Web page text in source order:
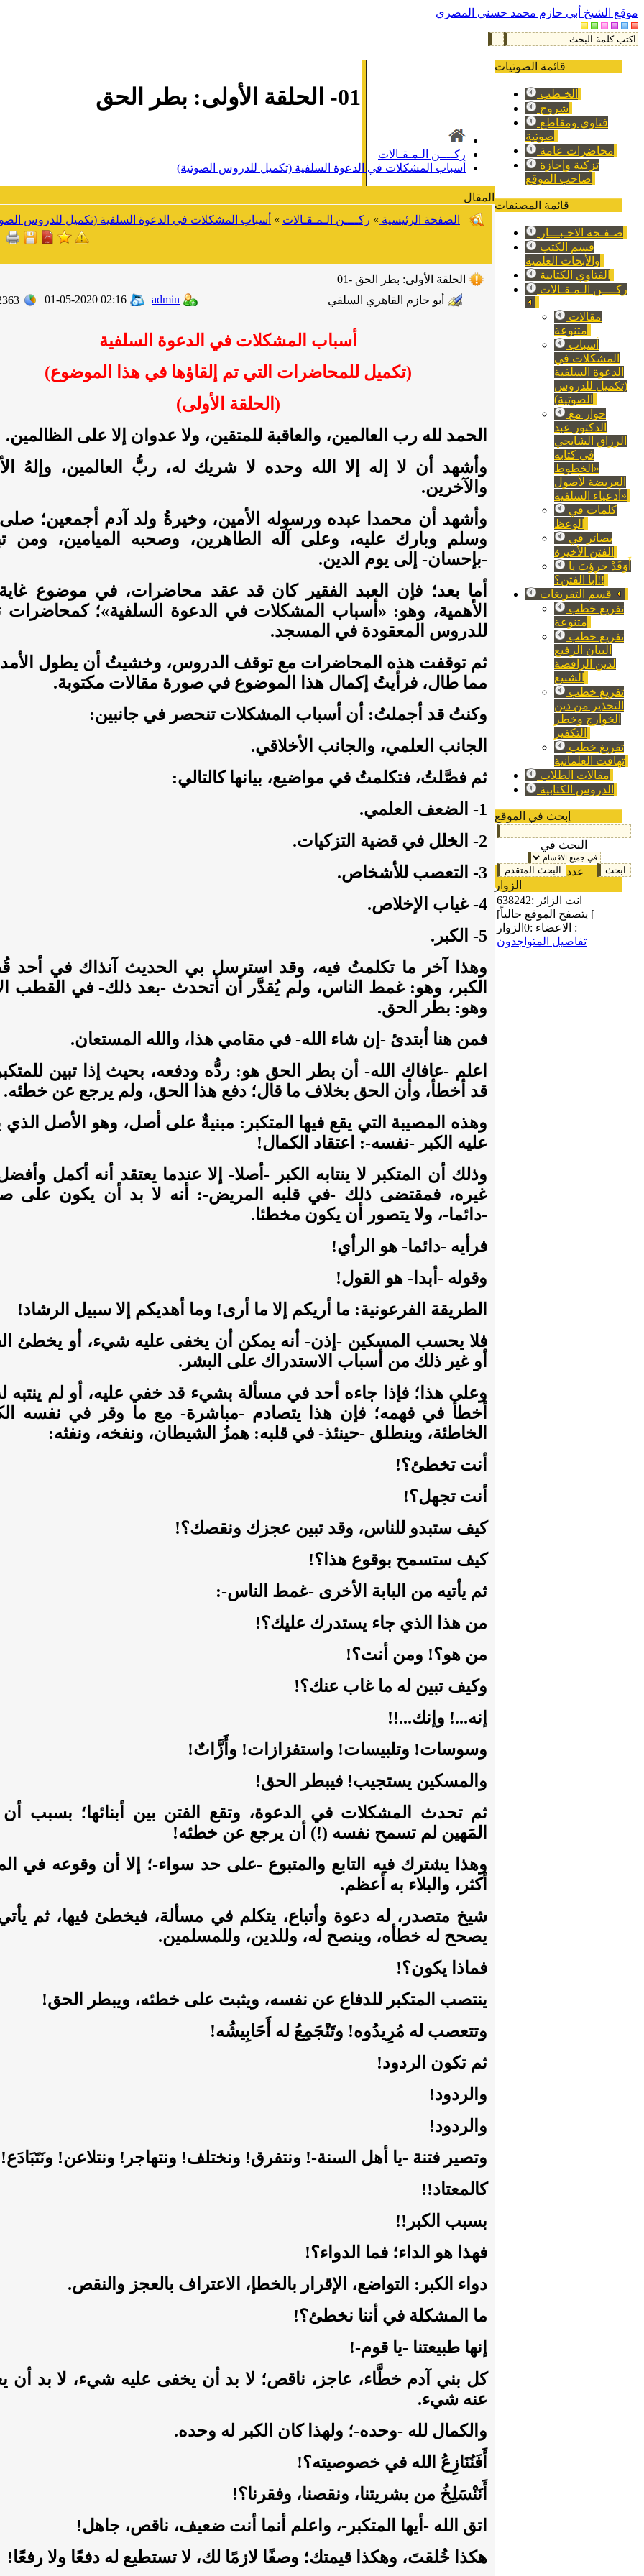
موقع الشيخ أبي حازم محمد حسني المصري
قائمة الصوتيات
الخـطب
شروح
صوتية
محاضرات عامة
صاحب الموقع
قائمة المصنفات
صـفـحة الاخـبـــار
والأبحاث العلمية
الفتاوي الكتابية
ركــــن الـمـقـالات
متنوعة
المشكلات في
الدعوة السلفية
(تكميل للدروس
الصوتية)
الدكتور عبد
الرزاق الشايجي
في كتابه
«الخطوط
العريضة لأصول
أدعياء السلفية»
الوعظ
الفتن الأخيرة
أبا الفتن؟!!
متنوعة
البيان الرفيع
لدين الرافضة
الشنيع
التحذير من دين
الخوارج وخطر
التكفير
تهافت العلمانية
مقالات الطلاب
الدروس الكتابية
إبحث في الموقع
البحث في
عدد
الزوار
انت الزائر :638242
[يتصفح الموقع حالياً [
الاعضاء :0
الزوار :
تفاصيل المتواجدون
01- الحلقة الأولى: بطر الحق
ركــــن الـمـقـالات
أسباب المشكلات في الدعوة السلفية (تكميل للدروس الصوتية)
المقال
الصفحة الرئيسية » ركــــن الـمـقـالات » أسباب المشكلات في الدعوة السلفية (تكميل للدروس
01- الحلقة الأولى: بطر الحق
01-05-2020 02:16 admin أبو حازم القاهري السلفي
أسباب المشكلات في الدعوة السلفية
(تكميل للمحاضرات التي تم إلقاؤها في هذا الموضوع)
(الحلقة الأولى)
الحمد لله رب العالمين، والعاقبة للمتقين، ولا عدوان إلا على الظالمين.
وأشهد أن لا إله إلا الله وحده لا شريك له، ربُّ العالمين، وإلهُ
والآخرين.
وأشهد أن محمدا عبده ورسوله الأمين، وخيرةُ ولد آدم أجمعين؛ صلى
وسلم وبارك عليه، وعلى آله الطاهرين، وصحبه الميامين، ومن
-بإحسان- إلى يوم الدين.
أما بعد؛ فإن العبد الفقير كان قد عقد محاضرات، في موضوع
الأهمية، وهو: «أسباب المشكلات في الدعوة السلفية»؛ كمحاضرات
للدروس المعقودة في المسجد.
ثم توقفت هذه المحاضرات مع توقف الدروس، وخشيتُ أن يطول الأمد
مما طال، فرأيتُ إكمال هذا الموضوع في صورة مقالات مكتوبة.
وكنتُ قد أجملتُ: أن أسباب المشكلات تنحصر في جانبين:
الجانب العلمي، والجانب الأخلاقي.
ثم فصَّلتُ، فتكلمتُ في مواضيع، بيانها كالتالي:
1- الضعف العلمي.
2- الخلل في قضية التزكيات.
3- التعصب للأشخاص.
4- غياب الإخلاص.
5- الكبر.
وهذا آخر ما تكلمتُ فيه، وقد استرسل بي الحديث آنذاك في أحد
الكبر، وهو: غمط الناس، ولم يُقدَّر أن أتحدث -بعد ذلك- في القطب
وهو: بطر الحق.
فمن هنا أبتدئ -إن شاء الله- في مقامي هذا، والله المستعان.
اعلم -عافاك الله- أن بطر الحق هو: ردُّه ودفعه، بحيث إذا تبين
قد أخطأ، وأن الحق بخلاف ما قال؛ دفع هذا الحق، ولم يرجع عن خطئه.
وهذه المصيبة التي يقع فيها المتكبر: مبنيةٌ على أصل، وهو الأصل الذي
عليه الكبر -نفسه-: اعتقاد الكمال!
وذلك أن المتكبر لا ينتابه الكبر -أصلا- إلا عندما يعتقد أنه أكمل
غيره، فمقتضى ذلك -في قلبه المريض-: أنه لا بد أن يكون على
-دائما-، ولا يتصور أن يكون مخطئا.
فرأيه -دائما- هو الرأي!
وقوله -أبدا- هو القول!
الطريقة الفرعونية: ما أريكم إلا ما أرى! وما أهديكم إلا سبيل الرشاد!
فلا يحسب المسكين -إذن- أنه يمكن أن يخفى عليه شيء، أو يخطئ
أو غير ذلك من أسباب الاستدراك على البشر.
وعلى هذا؛ فإذا جاءه أحد في مسألة بشيء قد خفي عليه، أو لم ينتبه
أخطأ في فهمه؛ فإن هذا يتصادم -مباشرة- مع ما وقر في نفسه
الخاطئة، وينطلق -حينئذ- في قلبه: همزُ الشيطان، ونفخه، ونفثه:
أنت تخطئ؟!
أنت تجهل؟!
كيف ستبدو للناس، وقد تبين عجزك ونقصك؟!
كيف ستسمح بوقوع هذا؟!
ثم يأتيه من البابة الأخرى -غمط الناس-:
من هذا الذي جاء يستدرك عليك؟!
من هو؟! ومن أنت؟!
وكيف تبين له ما غاب عنك؟!
إنه...! وإنك...!!
وسوسات! وتلبيسات! واستفزازات! وأَزَّاتٌ!
والمسكين يستجيب! فيبطر الحق!
ثم تحدث المشكلات في الدعوة، وتقع الفتن بين أبنائها؛ بسبب
المَهين لم تسمح نفسه (!) أن يرجع عن خطئه!
وهذا يشترك فيه التابع والمتبوع -على حد سواء-؛ إلا أن وقوعه في
أكثر، والبلاء به أعظم.
شيخ متصدر، له دعوة وأتباع، يتكلم في مسألة، فيخطئ فيها، ثم
يصحح له خطأه، وينصح له، وللدين، وللمسلمين.
فماذا يكون؟!
ينتصب المتكبر للدفاع عن نفسه، ويثبت على خطئه، ويبطر الحق!
وتتعصب له مُرِيدُوه! وتَنْجَمِعُ له أَحَابِيشُه!
ثم تكون الردود!
والردود!
والردود!
وتصير فتنة -يا أهل السنة-! ونتفرق! ونختلف! ونتهاجر! ونتلاعن! ونَتَبَادَع!
كالمعتاد!!
بسبب الكبر!!
فهذا هو الداء؛ فما الدواء؟!
دواء الكبر: التواضع، الإقرار بالخطإ، الاعتراف بالعجز والنقص.
ما المشكلة في أننا نخطئ؟!
إنها طبيعتنا -يا قوم-!
كل بني آدم خطَّاء، عاجز، ناقص؛ لا بد أن يخفى عليه شيء، لا بد أن
عنه شيء.
والكمال لله -وحده-؛ ولهذا كان الكبر له وحده.
أَفَنُنَازِعُ الله في خصوصيته؟!
أَنَنْسَلِخُ من بشريتنا، ونقصنا، وفقرنا؟!
اتق الله -أيها المتكبر-، واعلم أنما أنت ضعيف، ناقص، جاهل!
هكذا خُلقتَ، وهكذا قيمتك؛ وصفًا لازمًا لك، لا تستطيع له دفعًا ولا رفعًا!